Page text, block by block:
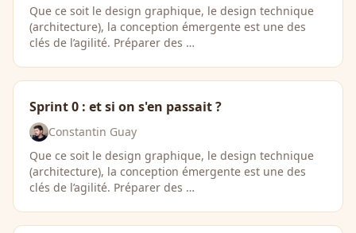
Que ce soit le design graphique, le design technique
(architecture), la conception émergente est une des
clés de l’agilité. Préparer des …
Sprint 0 : et si on s'en passait ?
Constantin Guay
Que ce soit le design graphique, le design technique
(architecture), la conception émergente est une des
clés de l’agilité. Préparer des …